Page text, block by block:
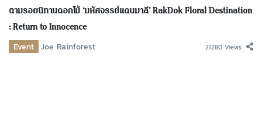
ตามรอยนิทานดอกไม้ ‘มหัศจรรย์แดนมาลี’ RakDok Floral Destination
: Return to Innocence
Event Joe Rainforest 21280 Views